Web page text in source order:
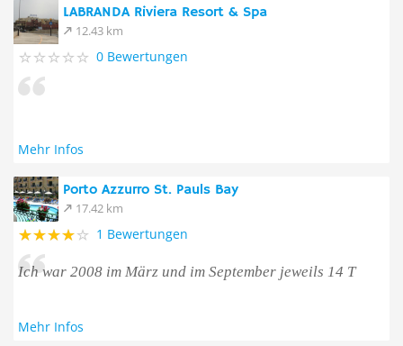
LABRANDA Riviera Resort & Spa
12.43 km
0 Bewertungen
Mehr Infos
Porto Azzurro St. Pauls Bay
17.42 km
1 Bewertungen
Ich war 2008 im März und im September jeweils 14 T
Mehr Infos